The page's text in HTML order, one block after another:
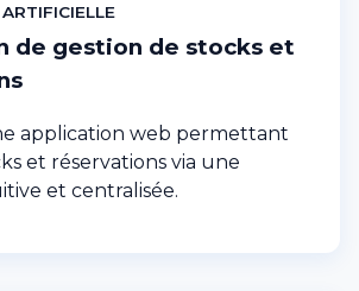
de gestion de stocks et
application web permettant
et réservations via une
et centralisée.